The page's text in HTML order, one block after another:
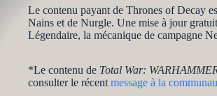
Le contenu payant de Thrones of Decay
Nains et de Nurgle. Une mise à jour
Légendaire, la mécanique de campagne
*Le contenu de Total War:
consulter le récent message à la